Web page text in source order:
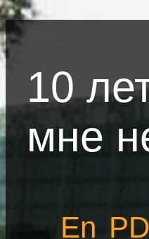
10
мне
En